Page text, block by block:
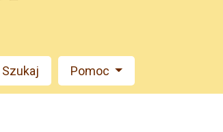
Szukaj Pomoc